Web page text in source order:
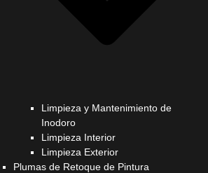
Limpieza y Mantenimiento de
Inodoro
Limpieza Interior
Limpieza Exterior
Plumas de Retoque de Pintura